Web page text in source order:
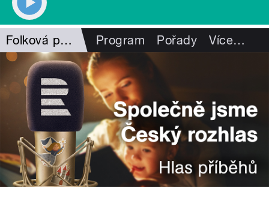
Folková pohlazení Program Pořady Více…